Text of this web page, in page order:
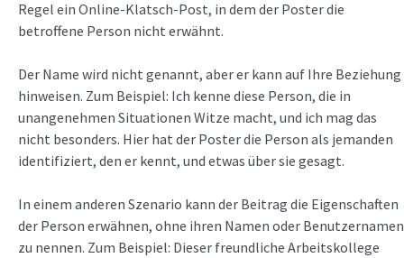
Regel ein Online-Klatsch-Post, in dem der Poster die
betroffene Person nicht erwähnt.
Der Name wird nicht genannt, aber er kann auf Ihre Beziehung
hinweisen. Zum Beispiel: Ich kenne diese Person, die in
unangenehmen Situationen Witze macht, und ich mag das
nicht besonders. Hier hat der Poster die Person als jemanden
identifiziert, den er kennt, und etwas über sie gesagt.
In einem anderen Szenario kann der Beitrag die Eigenschaften
der Person erwähnen, ohne ihren Namen oder Benutzernamen
zu nennen. Zum Beispiel: Dieser freundliche Arbeitskollege